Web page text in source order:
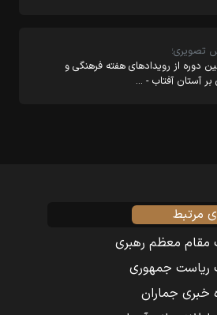
تصویری؛
دوره از رویدادهای هفته فرهنگی و
بر آستان آفتاب - …
مرتبط
مقام معظم رهبری
ریاست جمهوری
خبری جماران